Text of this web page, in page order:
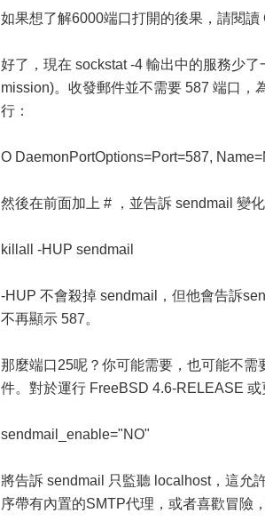
如果想了解6000端口打開的後果，請閱讀
好了，現在 sockstat -4 輸出中的服務少
mission)。收發郵件並不需要 587 端口，
行：
O DaemonPortOptions=Port=587,
然後在前面加上 # ，並告訴 sendmail 變化
killall -HUP sendmail
-HUP 不會殺掉 sendmail，但他會告訴
不再顯示 587。
那麼端口25呢？你可能需要，也可能不
件。對於運行 FreeBSD 4.6-RELEASE
sendmail_enable="NO"
將告訴 sendmail 只監聽 localhost，這允
序帶有內置的SMTP代理，或者喜歡冒險